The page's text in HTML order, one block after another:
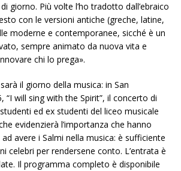
giorno. Più volte l’ho tradotto dall’ebraico
con le versioni antiche (greche, latine,
moderne e contemporanee, sicché è un
sempre animato da nuova vita e
chi lo prega».
sarà il giorno della musica: in San
“I will sing with the Spirit”, il concerto di
ed ex studenti del liceo musicale
evidenzierà l’importanza che hanno
avere i Salmi nella musica: è sufficiente
celebri per rendersene conto. L’entrata è
Il programma completo è disponibile